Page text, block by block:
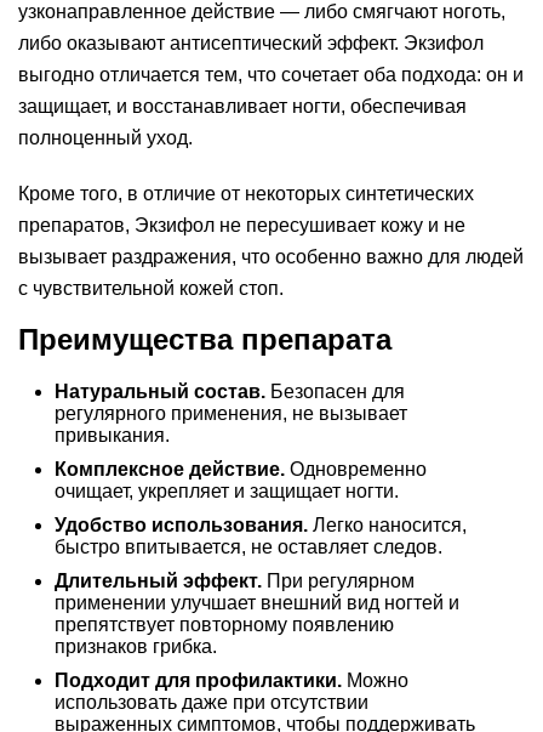
узконаправленное действие — либо смягчают ноготь,
либо оказывают антисептический эффект. Экзифол
выгодно отличается тем, что сочетает оба подхода: он и
защищает, и восстанавливает ногти, обеспечивая
полноценный уход.
Кроме того, в отличие от некоторых синтетических
препаратов, Экзифол не пересушивает кожу и не
вызывает раздражения, что особенно важно для людей
с чувствительной кожей стоп.
Преимущества препарата
Натуральный состав. Безопасен для
регулярного применения, не вызывает
привыкания.
Комплексное действие. Одновременно
очищает, укрепляет и защищает ногти.
Удобство использования. Легко наносится,
быстро впитывается, не оставляет следов.
Длительный эффект. При регулярном
применении улучшает внешний вид ногтей и
препятствует повторному появлению
признаков грибка.
Подходит для профилактики. Можно
использовать даже при отсутствии
выраженных симптомов, чтобы поддерживать